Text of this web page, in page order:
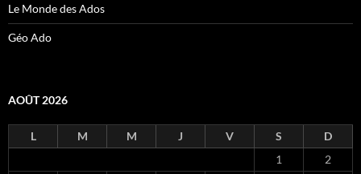
Le Monde des Ados
Géo Ado
AOÛT 2026
L M M J V S
D
1
2